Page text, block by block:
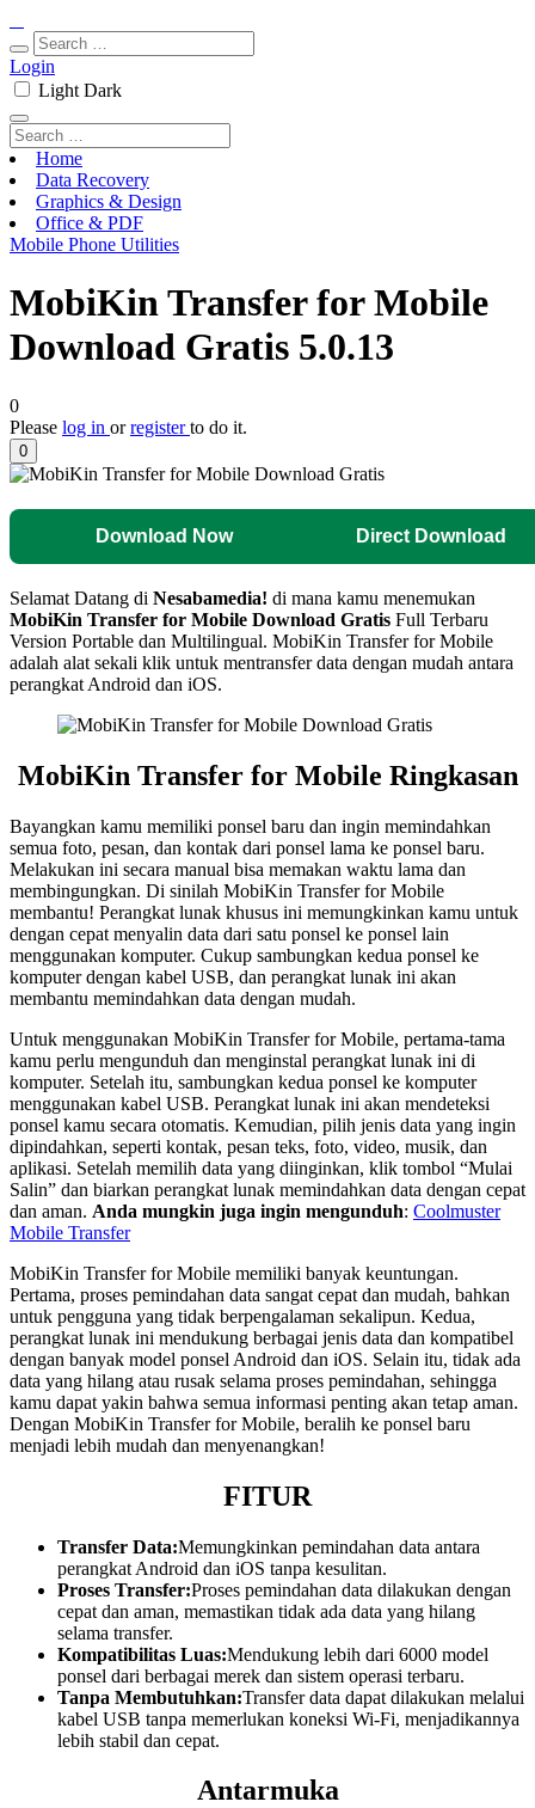
Login
Light Dark
Home
Data Recovery
Graphics & Design
Office & PDF
Mobile Phone Utilities
MobiKin Transfer for Mobile
Download Gratis 5.0.13
0
Please log in orregisterto do it.
0
Download Now Direct Download
Selamat Datang di Nesabamedia! di mana kamu menemukan
MobiKin Transfer for Mobile Download Gratis Full Terbaru
Version Portable dan Multilingual. MobiKin Transfer for Mobile
adalah alat sekali klik untuk mentransfer data dengan mudah antara
perangkat Android dan iOS.
MobiKin Transfer for Mobile Ringkasan
Bayangkan kamu memiliki ponsel baru dan ingin memindahkan
semua foto, pesan, dan kontak dari ponsel lama ke ponsel baru.
Melakukan ini secara manual bisa memakan waktu lama dan
membingungkan. Di sinilah MobiKin Transfer for Mobile
membantu! Perangkat lunak khusus ini memungkinkan kamu untuk
dengan cepat menyalin data dari satu ponsel ke ponsel lain
menggunakan komputer. Cukup sambungkan kedua ponsel ke
komputer dengan kabel USB, dan perangkat lunak ini akan
membantu memindahkan data dengan mudah.
Untuk menggunakan MobiKin Transfer for Mobile, pertama-tama
kamu perlu mengunduh dan menginstal perangkat lunak ini di
komputer. Setelah itu, sambungkan kedua ponsel ke komputer
menggunakan kabel USB. Perangkat lunak ini akan mendeteksi
ponsel kamu secara otomatis. Kemudian, pilih jenis data yang ingin
dipindahkan, seperti kontak, pesan teks, foto, video, musik, dan
aplikasi. Setelah memilih data yang diinginkan, klik tombol “Mulai
Salin” dan biarkan perangkat lunak memindahkan data dengan cepat
dan aman. Anda mungkin juga ingin mengunduh: Coolmuster
Mobile Transfer
MobiKin Transfer for Mobile memiliki banyak keuntungan.
Pertama, proses pemindahan data sangat cepat dan mudah, bahkan
untuk pengguna yang tidak berpengalaman sekalipun. Kedua,
perangkat lunak ini mendukung berbagai jenis data dan kompatibel
dengan banyak model ponsel Android dan iOS. Selain itu, tidak ada
data yang hilang atau rusak selama proses pemindahan, sehingga
kamu dapat yakin bahwa semua informasi penting akan tetap aman.
Dengan MobiKin Transfer for Mobile, beralih ke ponsel baru
menjadi lebih mudah dan menyenangkan!
FITUR
Transfer Data:Memungkinkan pemindahan data antara
perangkat Android dan iOS tanpa kesulitan.
Proses Transfer:Proses pemindahan data dilakukan dengan
cepat dan aman, memastikan tidak ada data yang hilang
selama transfer.
Kompatibilitas Luas:Mendukung lebih dari 6000 model
ponsel dari berbagai merek dan sistem operasi terbaru.
Tanpa Membutuhkan:Transfer data dapat dilakukan melalui
kabel USB tanpa memerlukan koneksi Wi-Fi, menjadikannya
lebih stabil dan cepat.
Antarmuka